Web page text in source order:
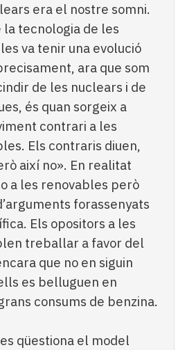
era el nostre somni.
la tecnologia de les
va tenir una evolució
ara que som
de les nuclears i de
és quan sorgeix a
contrari a les
Els contraris diuen,
així no». En realitat
a les renovables però
forassenyats
Els opositors a les
treballar a favor del
que no en siguin
es belluguen en
consums de benzina.
qüestiona el model